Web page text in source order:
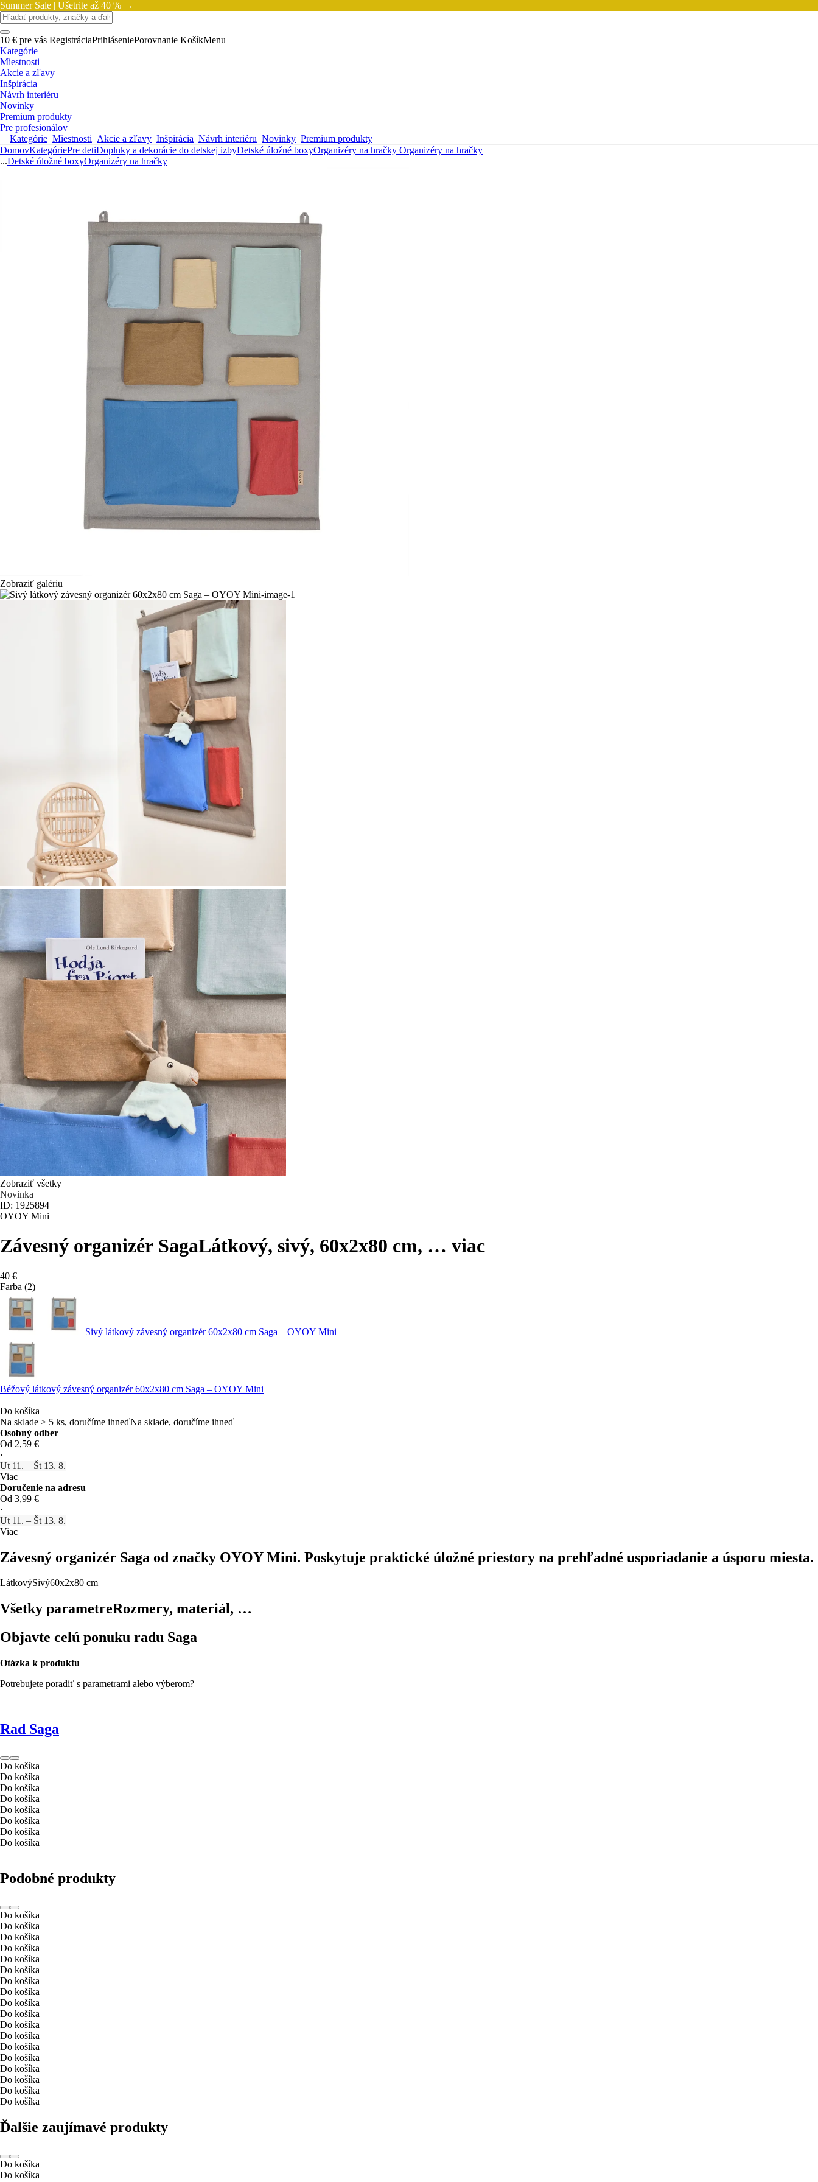
Summer Sale | Ušetrite až 40 % →
10 € pre vás RegistráciaPrihláseniePorovnanie KošíkMenu
Kategórie
Miestnosti
Akcie a zľavy
Inšpirácia
Návrh interiéru
Novinky
Premium produkty
Pre profesionálov
Kategórie Miestnosti Akcie a zľavy Inšpirácia Návrh interiéru Novinky Premium produkty
DomovKategóriePre detiDoplnky a dekorácie do detskej izbyDetské úložné boxyOrganizéry na hračky Organizéry na hračky
...Detské úložné boxyOrganizéry na hračky
Zobraziť galériu
Zobraziť všetky
Novinka
ID: 1925894
OYOY Mini
Závesný organizér SagaLátkový, sivý, 60x2x80 cm, … viac
40 €
Farba (2)
Sivý látkový závesný organizér 60x2x80 cm Saga – OYOY Mini
Béžový látkový závesný organizér 60x2x80 cm Saga – OYOY Mini
Do košíka
Na sklade > 5 ks, doručíme ihneďNa sklade, doručíme ihneď
Osobný odber
Od 2,59 €
·
Ut 11. – Št 13. 8.
Viac
Doručenie na adresu
Od 3,99 €
·
Ut 11. – Št 13. 8.
Viac
Závesný organizér Saga od značky OYOY Mini. Poskytuje praktické úložné priestory na prehľadné usporiadanie a úsporu miesta.
LátkovýSivý60x2x80 cm
Všetky parametreRozmery, materiál, …
Objavte celú ponuku radu Saga
Otázka k produktu
Potrebujete poradiť s parametrami alebo výberom?
Rad Saga
Do košíka
Do košíka
Do košíka
Do košíka
Do košíka
Do košíka
Do košíka
Do košíka
Podobné produkty
Do košíka
Do košíka
Do košíka
Do košíka
Do košíka
Do košíka
Do košíka
Do košíka
Do košíka
Do košíka
Do košíka
Do košíka
Do košíka
Do košíka
Do košíka
Do košíka
Do košíka
Do košíka
Ďalšie zaujímavé produkty
Do košíka
Do košíka